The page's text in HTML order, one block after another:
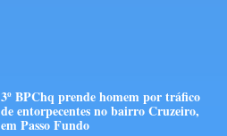
3º BPChq prende homem por tráfico
de entorpecentes no bairro Cruzeiro,
em Passo Fundo